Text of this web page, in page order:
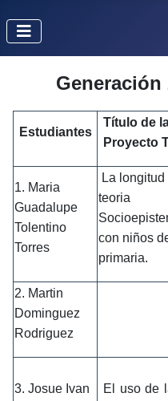
Generación
Estudiantes
Título de
Proyecto
1. Maria
Guadalupe
Tolentino
Torres
La
teoria
con niños
primaria.
2. Martin
Dominguez
Rodriguez
3. Josue Ivan
El uso de